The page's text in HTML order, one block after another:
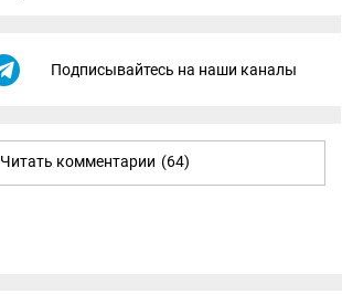
Подписывайтесь на наши каналы
Читать комментарии (64)